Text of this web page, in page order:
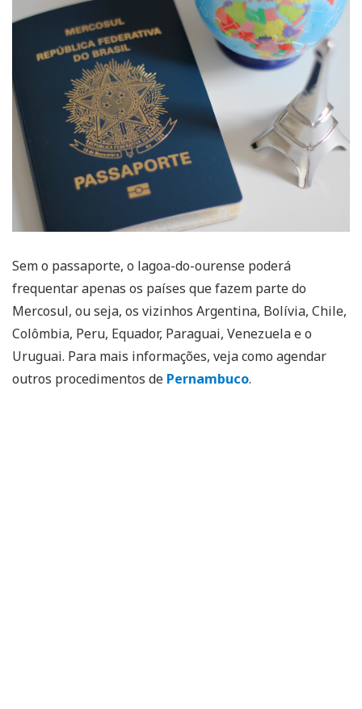
Sem o passaporte, o lagoa-do-ourense poderá
frequentar apenas os países que fazem parte do
Mercosul, ou seja, os vizinhos Argentina, Bolívia, Chile,
Colômbia, Peru, Equador, Paraguai, Venezuela e o
Uruguai. Para mais informações, veja como agendar
outros procedimentos de Pernambuco.